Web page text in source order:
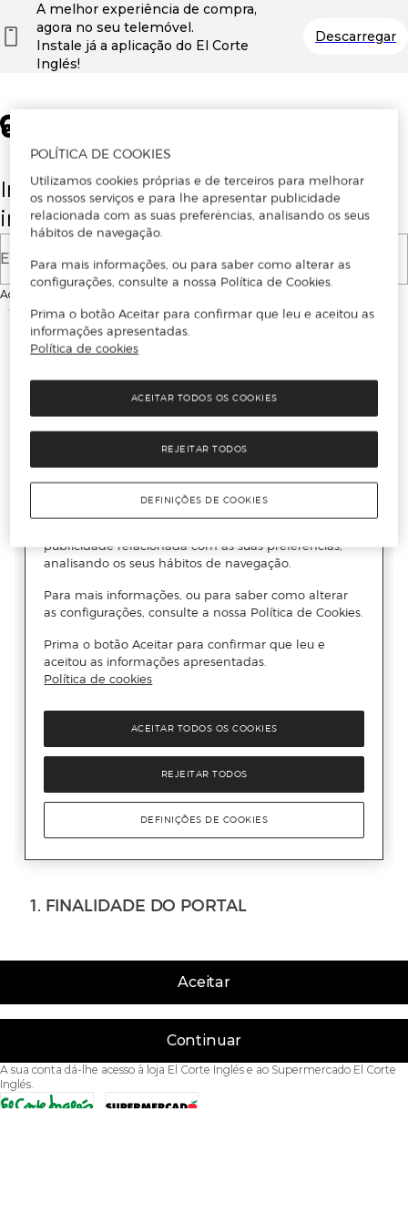
Insira o seu email para se registar ou
iniciar sessão.
E-mail
Ao continuar, aceitas as
Aceitar
Continuar
A sua conta dá-lhe acesso à loja El Corte Inglés e ao Supermercado El Corte
Inglés.
A melhor experiência de compra,
agora no seu telemóvel.
Instale já a aplicação do El Corte
Inglés!
Descarregar
POLÍTICA DE COOKIES
Utilizamos cookies próprias e de terceiros para melhorar
os nossos serviços e para lhe apresentar publicidade
relacionada com as suas preferências, analisando os seus
hábitos de navegação.
Para mais informações, ou para saber como alterar as
configurações, consulte a nossa Política de Cookies.
Prima o botão Aceitar para confirmar que leu e aceitou as
informações apresentadas.
Política de cookies
REJEITAR TODOS
ACEITAR TODOS OS COOKIES
DEFINIÇÕES DE COOKIES